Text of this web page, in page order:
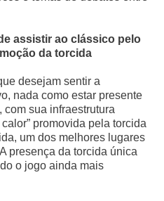
assistir ao clássico pelo
da torcida
desejam sentir a
nada como estar presente
com sua infraestrutura
promovida pela torcida
um dos melhores lugares
presença da torcida única
o jogo ainda mais